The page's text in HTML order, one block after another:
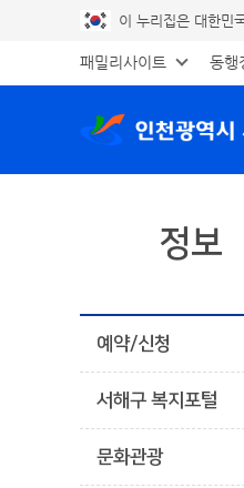
이 누리집은 대한민
패밀리사이트 동행
정보
예약/신청
서해구 복지포털
문화관광